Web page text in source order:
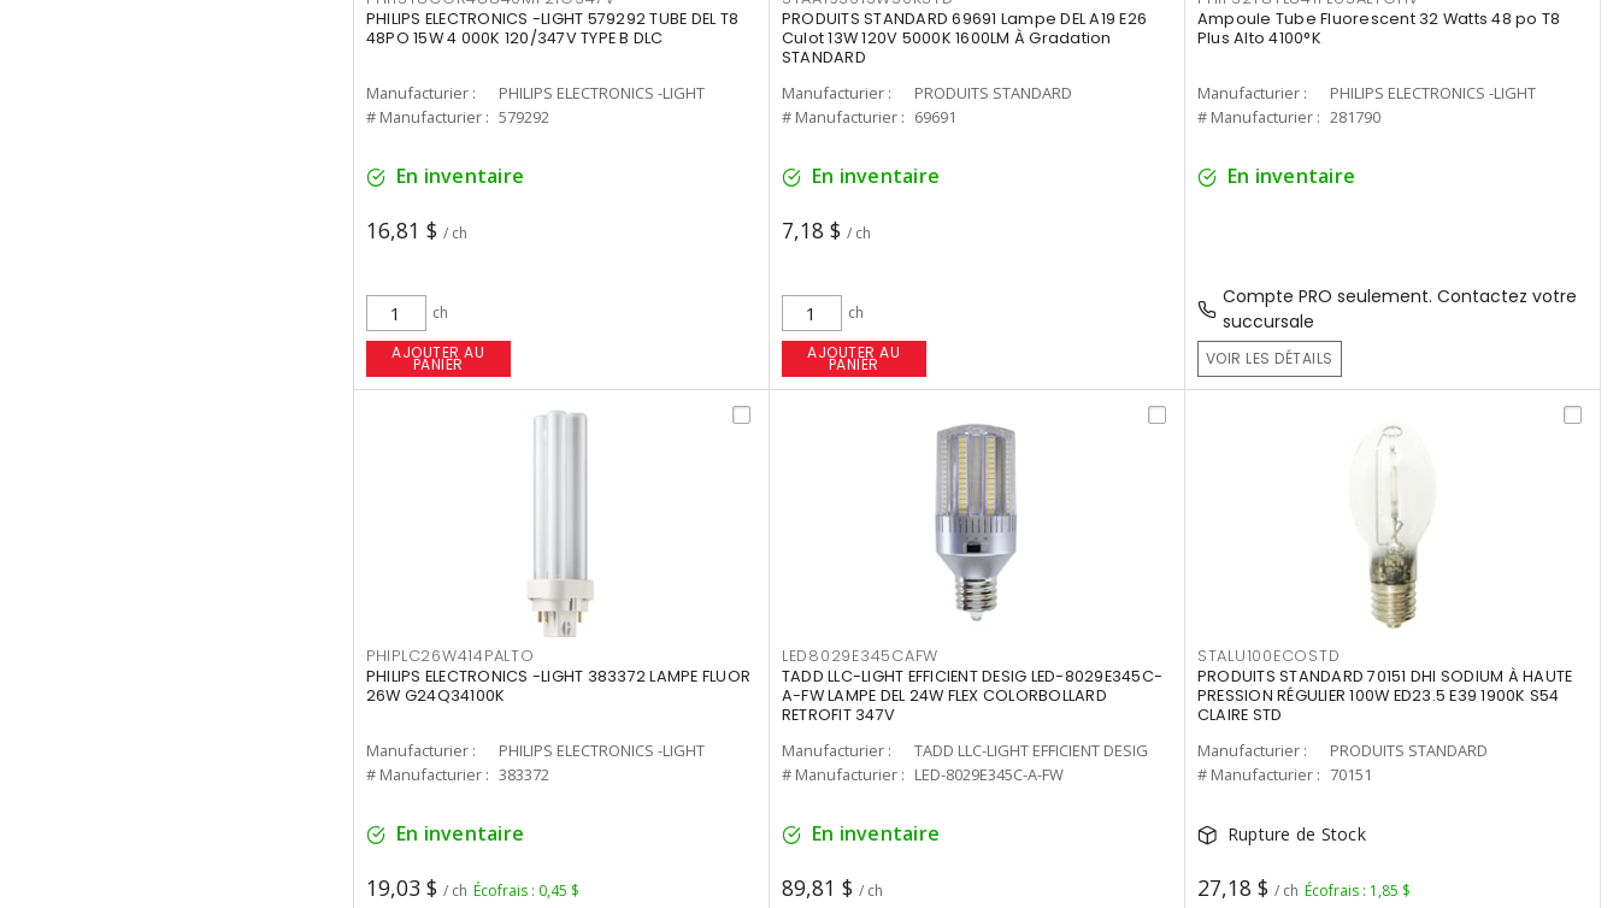
PHILIPS ELECTRONICS -LIGHT 579292 TUBE DEL T8
48PO 15W 4 000K 120/347V TYPE B DLC
Manufacturier :
PHILIPS ELECTRONICS -LIGHT
# Manufacturier : 579292
En inventaire
16,81 $ / ch
ch
AJOUTER AU
PANIER
PRODUITS STANDARD 69691 Lampe DEL A19 E26
Culot 13W 120V 5000K 1600LM À Gradation
STANDARD
Manufacturier :
PRODUITS STANDARD
# Manufacturier : 69691
En inventaire
7,18 $ / ch
ch
AJOUTER AU
PANIER
Ampoule Tube Fluorescent 32 Watts 48 po T8
Plus Alto 4100°K
Manufacturier :
PHILIPS ELECTRONICS -LIGHT
# Manufacturier : 281790
En inventaire
Compte PRO seulement. Contactez votre
succursale
VOIR LES DÉTAILS
PHIPLC26W414PALTO
PHILIPS ELECTRONICS -LIGHT 383372 LAMPE FLUOR
26W G24Q34100K
Manufacturier :
PHILIPS ELECTRONICS -LIGHT
# Manufacturier : 383372
En inventaire
19,03 $ / ch Écofrais : 0,45 $
LED8029E345CAFW
TADD LLC-LIGHT EFFICIENT DESIG LED-8029E345C-
A-FW LAMPE DEL 24W FLEX COLORBOLLARD
RETROFIT 347V
Manufacturier :
TADD LLC-LIGHT EFFICIENT DESIG
# Manufacturier : LED-8029E345C-A-FW
En inventaire
89,81 $ / ch
STALU100ECOSTD
PRODUITS STANDARD 70151 DHI SODIUM À HAUTE
PRESSION RÉGULIER 100W ED23.5 E39 1900K S54
CLAIRE STD
Manufacturier :
PRODUITS STANDARD
# Manufacturier : 70151
Rupture de Stock
27,18 $ / ch Écofrais : 1,85 $